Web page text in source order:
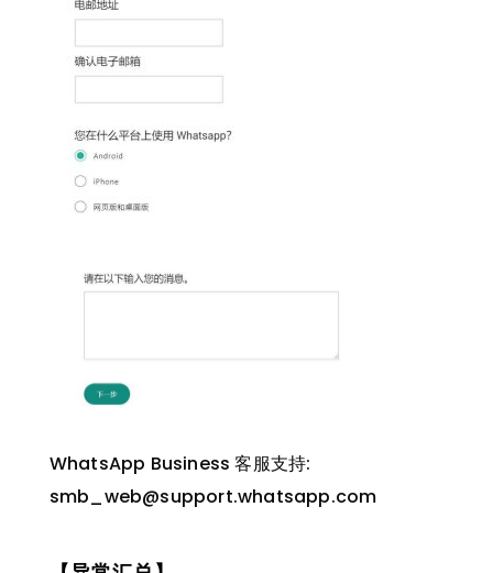
WhatsApp Business 客服支持:
smb_web@support.whatsapp.com